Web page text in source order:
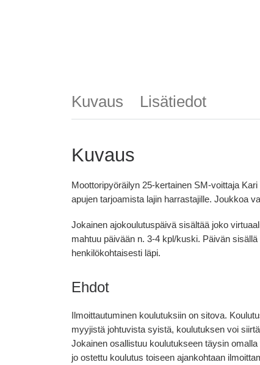
Kuvaus Lisätiedot
Kuvaus
Moottoripyöräilyn 25-kertainen SM-voittaja
apujen tarjoamista lajin harrastajille. Joukkoa
Jokainen ajokoulutuspäivä sisältää joko
mahtuu päivään n. 3-4 kpl/kuski. Päivän
henkilökohtaisesti läpi.
Ehdot
Ilmoittautuminen koulutuksiin on sitova.
myyjistä johtuvista syistä, koulutuksen voi
Jokainen osallistuu koulutukseen täysin
jo ostettu koulutus toiseen ajankohtaan